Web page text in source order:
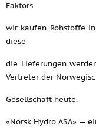
Faktors
wir kaufen Rohstoffe
diese
die Lieferungen
Vertreter der
Gesellschaft heute.
«Norsk Hydro ASA» —